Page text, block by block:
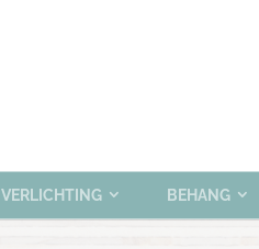
VERLICHTING BEHANG